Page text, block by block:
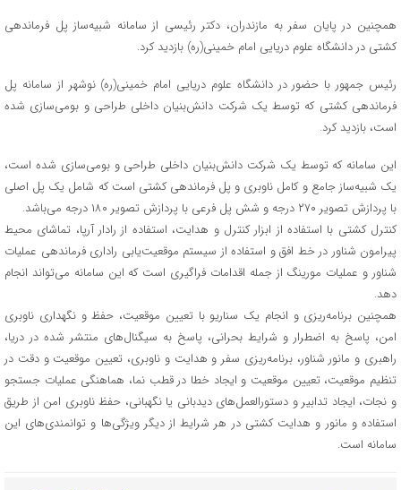
همچنین در پایان سفر به مازندران، دکتر رئیسی از سامانه شبیه‌ساز پل فرماندهی
کشتی در دانشگاه علوم دریایی امام خمینی(ره) بازدید کرد.
رئیس جمهور با حضور در دانشگاه علوم دریایی امام خمینی(ره) نوشهر از سامانه پل
فرماندهی کشتی که توسط یک شرکت دانش‌بنیان داخلی طراحی و بومی‌سازی شده
است، بازدید کرد.
این سامانه که توسط یک شرکت دانش‌بنیان داخلی طراحی و بومی‌سازی شده است،
یک شبیه‌ساز جامع و کامل ناوبری و پل فرماندهی کشتی است که شامل یک پل اصلی
با پردازش تصویر ۲۷۰ درجه و شش پل فرعی با پردازش تصویر ۱۸۰ درجه می‌باشد.
کنترل کشتی با استفاده از ابزار کنترل و هدایت، استفاده از رادار آرپا، تماشای محیط
پیرامون شناور در خط افق و استفاده از سیستم موقعیت‌یابی راداری فرماندهی عملیات
شناور و عملیات مورینگ از جمله اقدامات فراگیری است که این سامانه می‌تواند انجام
دهد.
همچنین برنامه‌ریزی و انجام یک سناریو با تعیین موقعیت، حفظ و نگهداری ناوبری
امن، پاسخ به اضطرار و شرایط بحرانی، پاسخ به سیگنال‌های منتشر شده در دریا،
راهبری و مانور شناور، برنامه‌ریزی سفر و هدایت و ناوبری، تعیین موقعیت و دقت در
تنظیم موقعیت، تعیین موقعیت و ایجاد خطا در قطب نما، هماهنگی عملیات جستجو
و نجات، ایجاد تدابیر و دستورالعمل‌های دیدبانی یا نگهبانی، حفظ ناوبری امن از طریق
استفاده و مانور و هدایت کشتی در هر شرایط از دیگر ویژگی‌ها و توانمندی‌های این
سامانه است.